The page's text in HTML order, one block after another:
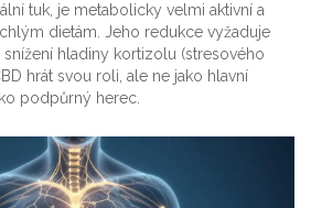
tuk, je metabolicky velmi aktivní a
dietám. Jeho redukce vyžaduje
hladiny kortizolu (stresového
hrát svou roli, ale ne jako hlavní
podpůrný herec.